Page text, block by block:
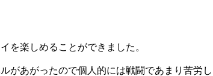
を楽しめることができました。
があがったので個人的には戦闘であまり苦労